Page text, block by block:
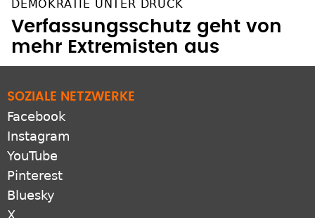
DEMOKRATIE UNTER DRUCK
Verfassungsschutz geht von
mehr Extremisten aus
SOZIALE NETZWERKE
Facebook
Instagram
YouTube
Pinterest
Bluesky
X